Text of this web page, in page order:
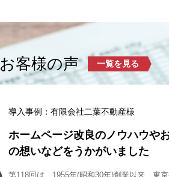
お客様の声 一覧を見る
導入事例：有限会社二葉不動産様
ホームページ改良のノウハウや
の想いなどをうかがいました
第118回は、1955年(昭和30年)創業以来、東